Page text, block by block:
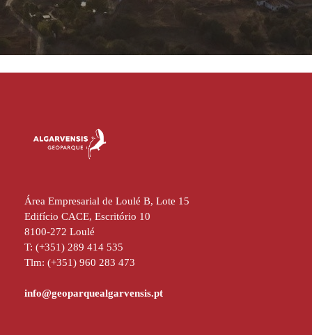
Área Empresarial de Loulé B, Lote 15
Edifício CACE, Escritório 10
8100-272 Loulé
T: (+351) 289 414 535
Tlm: (+351) 960 283 473